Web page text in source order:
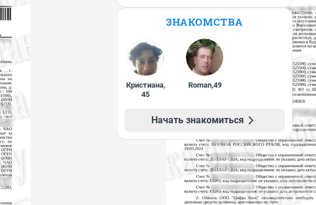
ЗНАКОМСТВА
Кристиана,
45
Roman,49
Начать знакомиться